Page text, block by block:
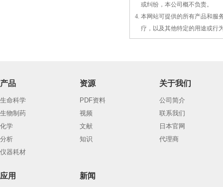
或纠纷，本公司概不负责。
4. 本网站可提供的所有产品和服
疗，以及其他特定的用途或行
产品
生命科学
生物制药
化学
分析
仪器耗材
资源
PDF资料
视频
文献
知识
关于我们
公司简介
联系我们
日本官网
代理商
应用 新闻